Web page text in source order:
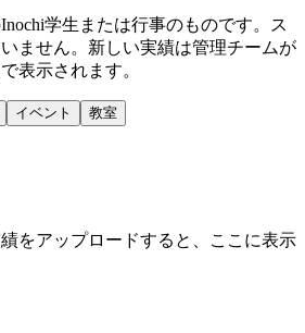
学生または行事のものです。ス
ません。新しい実績は管理チームが
表示されます。
イベント 教室
をアップロードすると、ここに表示